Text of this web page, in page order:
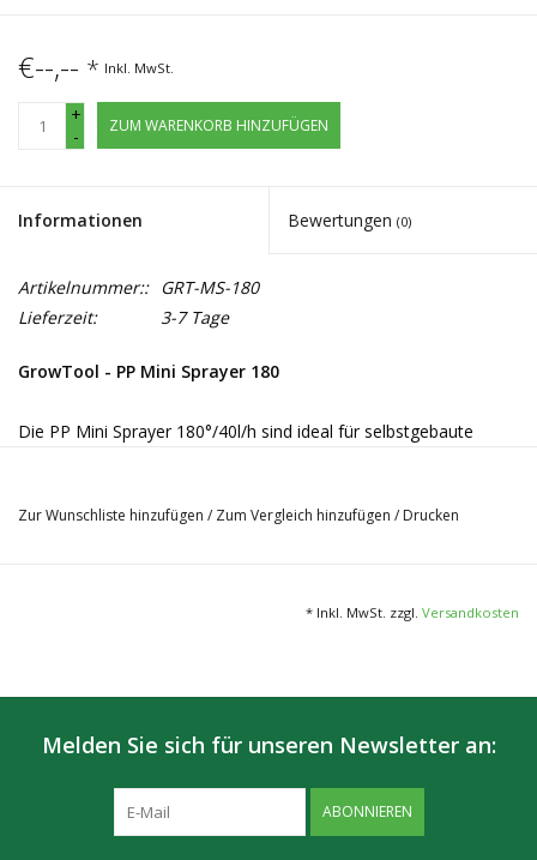
€--,-- * Inkl. MwSt.
+
-
ZUM WARENKORB HINZUFÜGEN
Informationen Bewertungen (0)
Artikelnummer::
GRT-MS-180
Lieferzeit:
3-7 Tage
GrowTool - PP Mini Sprayer 180
Die PP Mini Sprayer 180°/40l/h sind ideal für selbstgebaute
Austrittswinkel bei diesen Düsen beträgt 180 Grad. Die
Düsendurchmesser: ca. 5 mm
Liter pro Stunde: 40 l
Zur Wunschliste hinzufügen / Zum Vergleich hinzufügen / Drucken
* Inkl. MwSt. zzgl. Versandkosten
Melden Sie sich für unseren Newsletter an:
ABONNIEREN